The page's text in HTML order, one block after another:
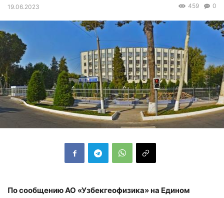
19.06.2023 0
459
По сообщению АО «Узбекгеофизика» на Едином